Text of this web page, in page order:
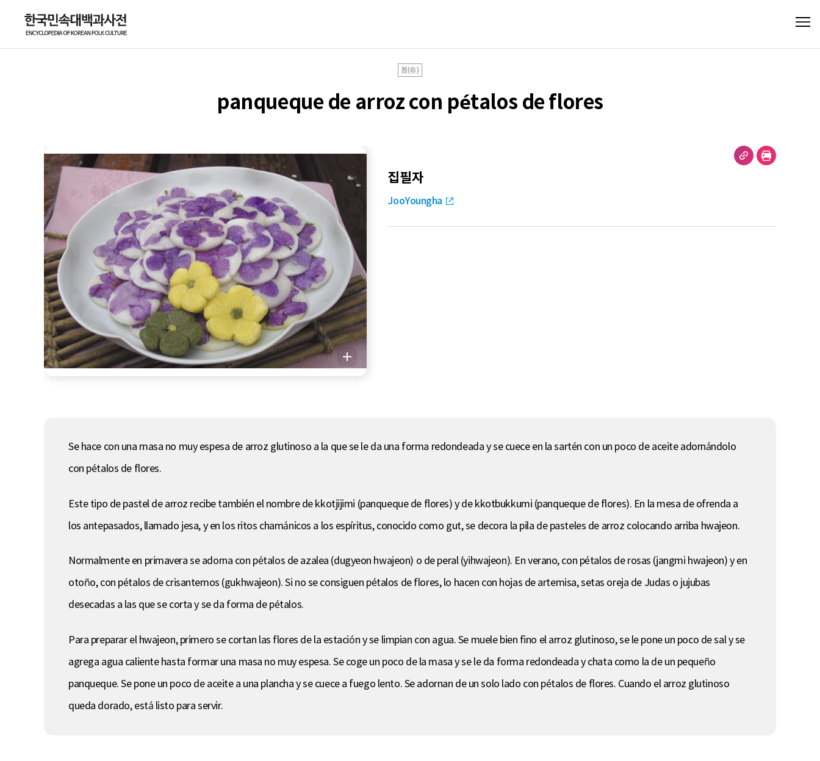
봄(春)
panqueque de arroz con pétalos de flores
집필자
JooYoungha
Se hace con una masa no muy espesa de arroz glutinoso a la que se le da una forma redondeada y se cuece en la sartén con un poco de aceite adornándolo
con pétalos de flores.
Este tipo de pastel de arroz recibe también el nombre de kkotjijimi (panqueque de flores) y de kkotbukkumi (panqueque de flores). En la mesa de ofrenda a
los antepasados, llamado jesa, y en los ritos chamánicos a los espíritus, conocido como gut, se decora la pila de pasteles de arroz colocando arriba hwajeon.
Normalmente en primavera se adorna con pétalos de azalea (dugyeon hwajeon) o de peral (yihwajeon). En verano, con pétalos de rosas (jangmi hwajeon) y en
otoño, con pétalos de crisantemos (gukhwajeon). Si no se consiguen pétalos de flores, lo hacen con hojas de artemisa, setas oreja de Judas o jujubas
desecadas a las que se corta y se da forma de pétalos.
Para preparar el hwajeon, primero se cortan las flores de la estación y se limpian con agua. Se muele bien fino el arroz glutinoso, se le pone un poco de sal y se
agrega agua caliente hasta formar una masa no muy espesa. Se coge un poco de la masa y se le da forma redondeada y chata como la de un pequeño
panqueque. Se pone un poco de aceite a una plancha y se cuece a fuego lento. Se adornan de un solo lado con pétalos de flores. Cuando el arroz glutinoso
queda dorado, está listo para servir.